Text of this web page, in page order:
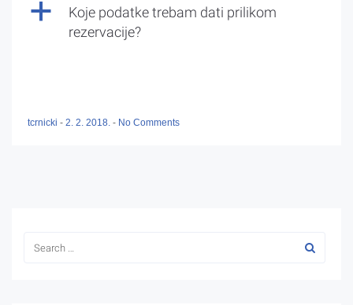
a
Koje podatke trebam dati prilikom
rezervacije?
tcrnicki - 2. 2. 2018. - No Comments